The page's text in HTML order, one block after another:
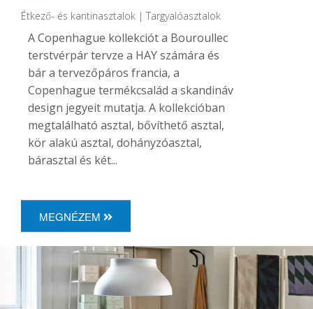
Étkező- és kantinasztalok | Targyalóasztalok
A Copenhague kollekciót a Bouroullec
terstvérpár tervze a HAY számára és
bár a tervezőpáros francia, a
Copenhague termékcsalád a skandináv
design jegyeit mutatja. A kollekcióban
megtalálható asztal, bővíthető asztal,
kör alakú asztal, dohányzóasztal,
bárasztal és két...
MEGNÉZEM